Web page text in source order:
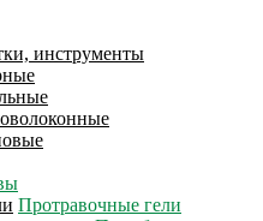
инструменты
Протравочные гели